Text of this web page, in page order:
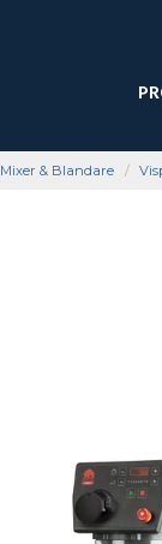
Mixer & Blandare